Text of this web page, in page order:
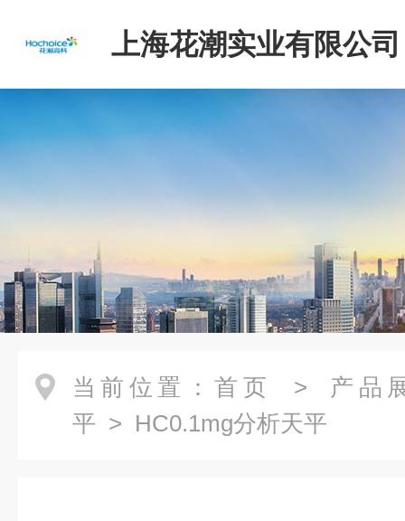
上海花潮实业有限公司
当前位置： 首页 > 产品
平 > HC0.1mg分析天平